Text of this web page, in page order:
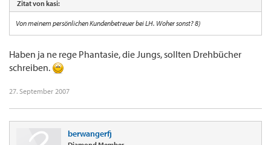
Zitat von kasi:
Von meinem persönlichen Kundenbetreuer bei LH. Woher sonst? 8)
Haben ja ne rege Phantasie, die Jungs, sollten Drehbücher
schreiben.
27. September 2007
berwangerfj